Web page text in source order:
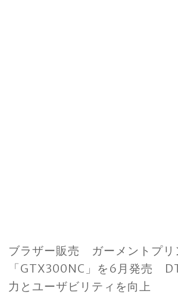
ブラザー販売 ガーメントプリ
「GTX300NC」を6月発売
力とユーザビリティを向上